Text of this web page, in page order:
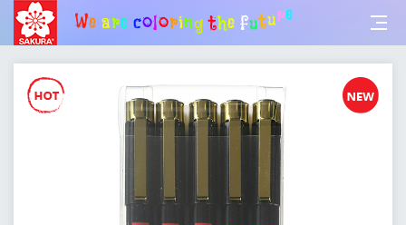
We are coloring the future